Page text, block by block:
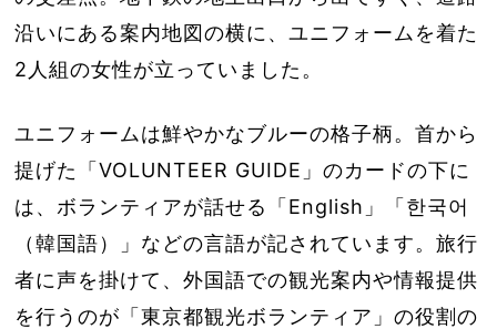
沿いにある案内地図の横に、ユニフォームを着た
2人組の女性が立っていました。
ユニフォームは鮮やかなブルーの格子柄。首から
提げた「VOLUNTEER GUIDE」のカードの下に
は、ボランティアが話せる「English」「한국어
（韓国語）」などの言語が記されています。旅行
者に声を掛けて、外国語での観光案内や情報提供
を行うのが「東京都観光ボランティア」の役割の